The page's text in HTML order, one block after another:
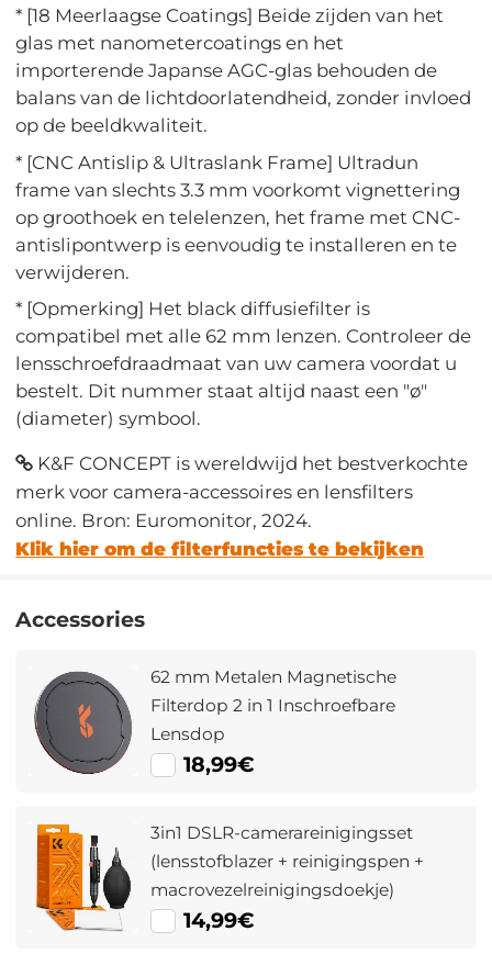
* [18 Meerlaagse Coatings] Beide zijden van het
glas met nanometercoatings en het
importerende Japanse AGC-glas behouden de
balans van de lichtdoorlatendheid, zonder invloed
op de beeldkwaliteit.
* [CNC Antislip & Ultraslank Frame] Ultradun
frame van slechts 3.3 mm voorkomt vignettering
op groothoek en telelenzen, het frame met CNC-
antislipontwerp is eenvoudig te installeren en te
verwijderen.
* [Opmerking] Het black diffusiefilter is
compatibel met alle 62 mm lenzen. Controleer de
lensschroefdraadmaat van uw camera voordat u
bestelt. Dit nummer staat altijd naast een "ø"
(diameter) symbool.
K&F CONCEPT is wereldwijd het bestverkochte
merk voor camera-accessoires en lensfilters
online. Bron: Euromonitor, 2024.
Klik hier om de filterfuncties te bekijken
Accessories
62 mm Metalen Magnetische
Filterdop 2 in 1 Inschroefbare
Lensdop
18,99€
3in1 DSLR-camerareinigingsset
(lensstofblazer + reinigingspen +
macrovezelreinigingsdoekje)
14,99€